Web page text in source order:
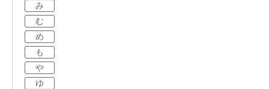
み
む
め
も
や
ゆ